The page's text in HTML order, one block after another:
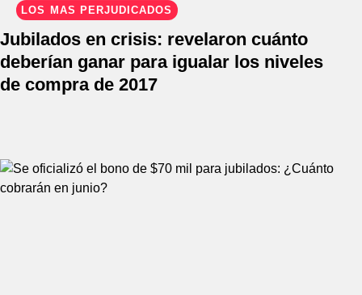
LOS MÁS PERJUDICADOS
Jubilados en crisis: revelaron cuánto
deberían ganar para igualar los niveles
de compra de 2017